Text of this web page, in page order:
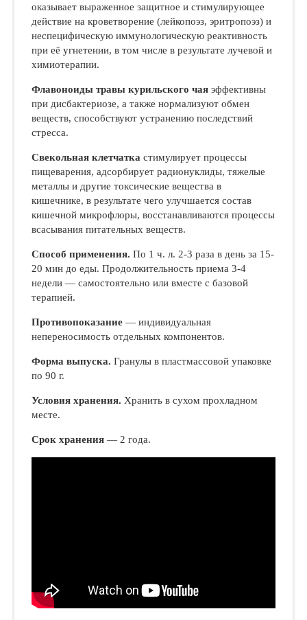
оказывает выраженное защитное и стимулирующее
действие на кроветворение (лейкопоэз, эритропоэз) и
неспецифическую иммунологическую реактивность
при её угнетении, в том числе в результате лучевой и
химиотерапии.
Флавоноиды травы курильского чаяэффективны
при дисбактериозе, а также нормализуют обмен
веществ, способствуют устранению последствий
стресса.
Свекольная клетчатка стимулирует процессы
пищеварения, адсорбирует радионуклиды, тяжелые
металлы и другие токсические вещества в
кишечнике, в результате чего улучшается состав
кишечной микрофлоры, восстанавливаются процессы
всасывания питательных веществ.
Способ применения. По 1 ч. л. 2-3 раза в день за 15-
20 мин до еды. Продолжительность приема 3-4
недели — самостоятельно или вместе с базовой
терапией.
Противопоказание — индивидуальная
непереносимость отдельных компонентов.
Форма выпуска. Гранулы в пластмассовой упаковке
по 90 г.
Условия хранения. Хранить в сухом прохладном
месте.
Срок хранения — 2 года.